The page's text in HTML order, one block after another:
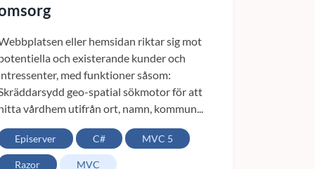
eller hemsidan riktar sig mot
och existerande kunder och
med funktioner såsom:
geo-spatial sökmotor för att
vårdhem utifrån ort, namn, kommun...
Episerver C# MVC 5
Razor MVC